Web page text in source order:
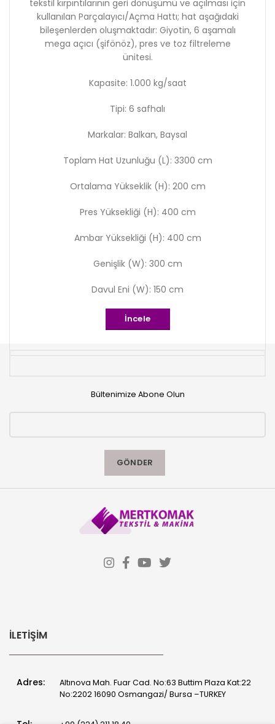
tekstil kırpıntılarının geri dönüşümü ve açılması için
kullanılan Parçalayıcı/Açma Hattı; hat aşağıdaki
bileşenlerden oluşmaktadır: Giyotin, 6 aşamalı
mega açıcı (şifönöz), pres ve toz filtreleme
ünitesi.
Kapasite: 1.000 kg/saat
Tipi: 6 safhalı
Markalar: Balkan, Baysal
Toplam Hat Uzunluğu (L): 3300 cm
Ortalama Yükseklik (H): 200 cm
Pres Yüksekliği (H): 400 cm
Ambar Yüksekliği (H): 400 cm
Genişlik (W): 300 cm
Davul Eni (W): 150 cm
İncele
Bültenimize Abone Olun
İLETIŞIM
Adres:
Altınova Mah. Fuar Cad. No:63 Buttim Plaza Kat:22
No:2202 16090 Osmangazi/ Bursa –TURKEY